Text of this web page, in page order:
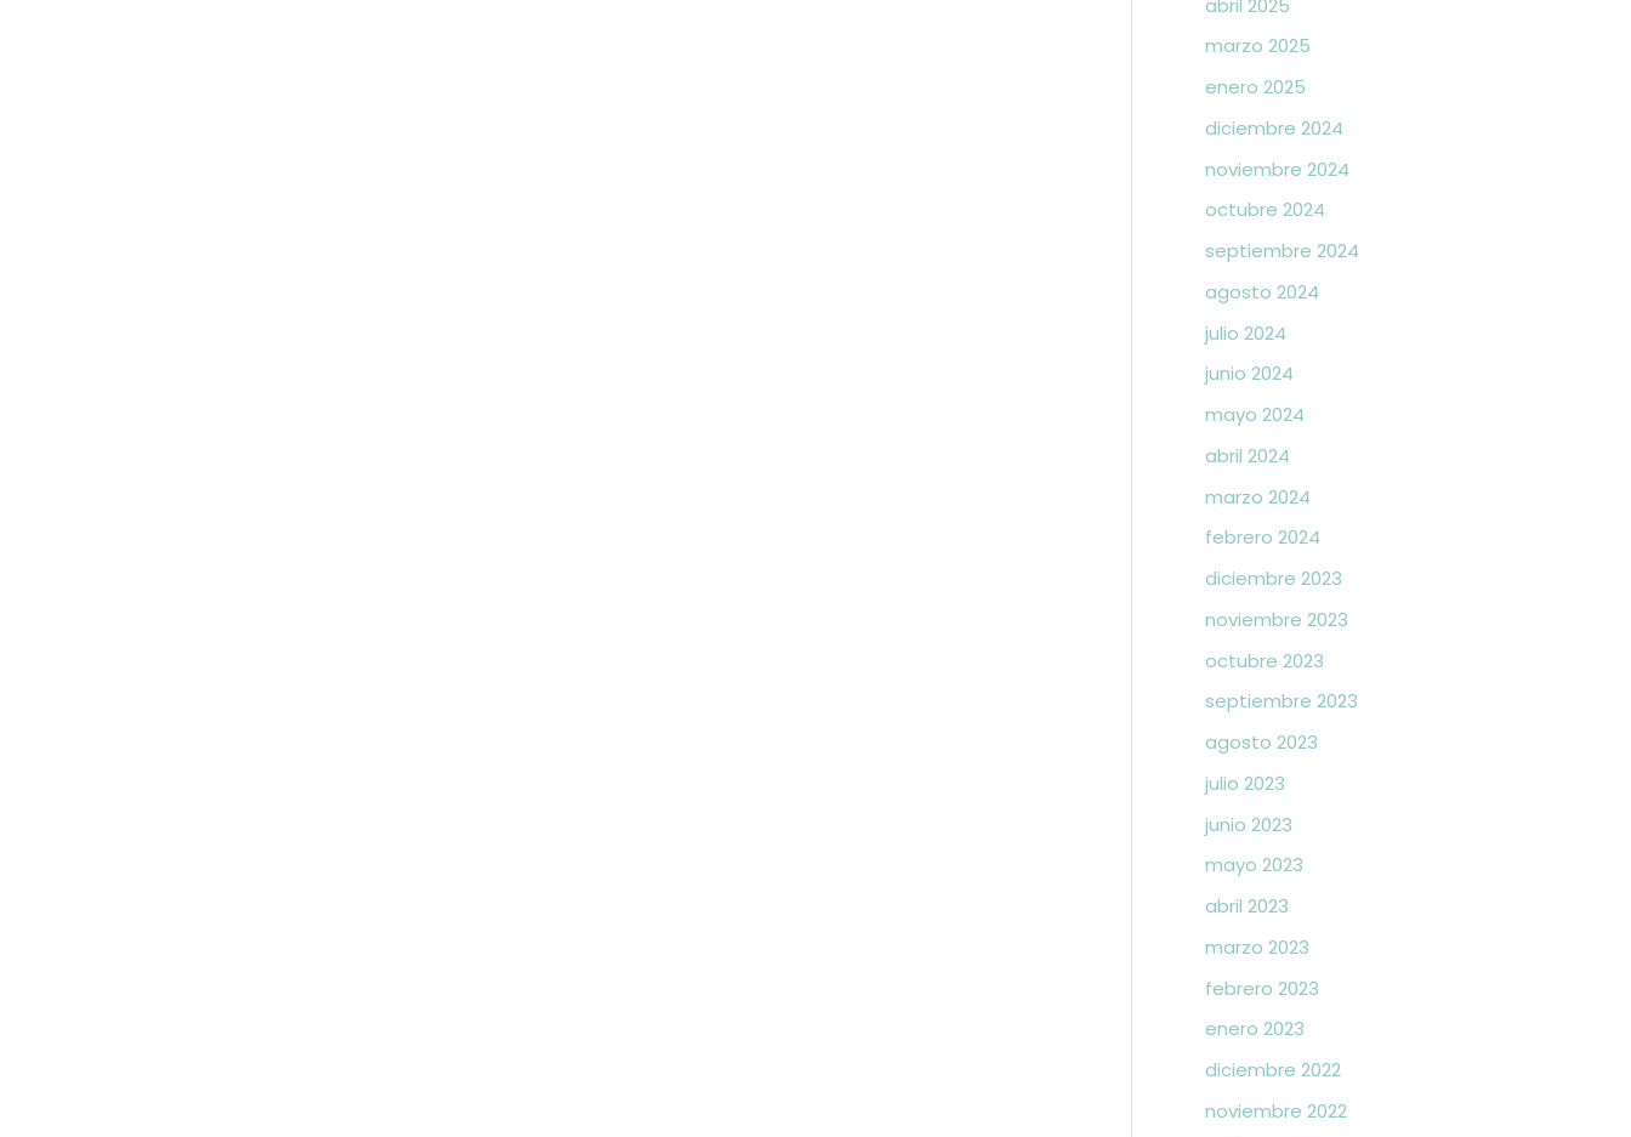
marzo 2025
enero 2025
diciembre 2024
noviembre 2024
octubre 2024
septiembre 2024
agosto 2024
julio 2024
junio 2024
mayo 2024
abril 2024
marzo 2024
febrero 2024
diciembre 2023
noviembre 2023
octubre 2023
septiembre 2023
agosto 2023
julio 2023
junio 2023
mayo 2023
abril 2023
marzo 2023
febrero 2023
enero 2023
diciembre 2022
noviembre 2022